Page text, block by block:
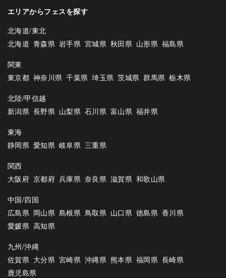
エリアからフェスを探す
北海道/東北
北海道 青森県 岩手県 宮城県 秋田県 山形県 福島県
関東
東京都 神奈川県 千葉県 埼玉県 茨城県 群馬県 栃木県
北陸/甲信越
新潟県 長野県 山梨県 石川県 富山県 福井県
東海
静岡県 愛知県 岐阜県 三重県
関西
大阪府 京都府 兵庫県 奈良県 滋賀県 和歌山県
中国/四国
広島県 岡山県 島根県 鳥取県 山口県 徳島県 香川県
愛媛県 高知県
九州/沖縄
佐賀県 大分県 宮崎県 沖縄県 熊本県 福岡県 長崎県
鹿児島県